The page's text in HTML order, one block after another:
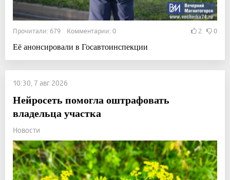
Прочитали: 679 Комментарии: 0 2 0
Её анонсировали в Госавтоинспекции
10:30, 7 авг 2026
Нейросеть помогла оштрафовать
владельца участка
Новости